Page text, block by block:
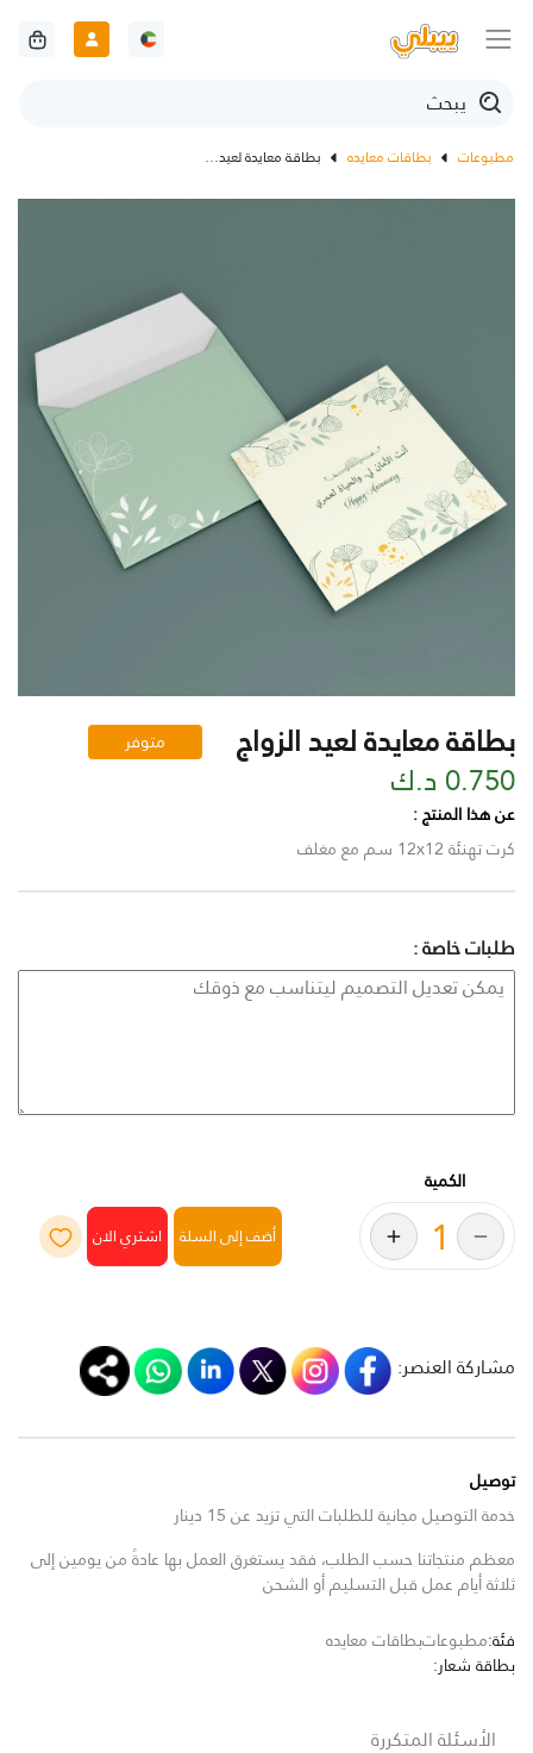
مطبوعات بطاقات معايده بطاقة معايدة لعيد الزواج
بطاقة معايدة لعيد الزواج متوفر
0.750 د.ك
عن هذا المنتج :
كرت تهنئة 12x12 سم مع مغلف
طلبات خاصة :
الكمية
أضف إلى السلة
مشاركة العنصر:
توصيل
خدمة التوصيل مجانية للطلبات التي تزيد عن 15 دينار
معظم منتجاتنا حسب الطلب، فقد يستغرق العمل بها عادةً من يومين إلى
ثلاثة أيام عمل قبل التسليم أو الشحن
فئة:مطبوعاتبطاقات معايده
بطاقة شعار:
الأسئلة المتكررة